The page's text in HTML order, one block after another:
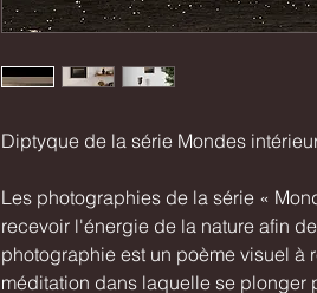
Diptyque de la série Mondes
Les photographies de la série «
recevoir l'énergie de la nature afin
photographie est un poème visuel à
méditation dans laquelle se plonger